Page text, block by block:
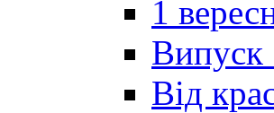
1
Випуск
Від